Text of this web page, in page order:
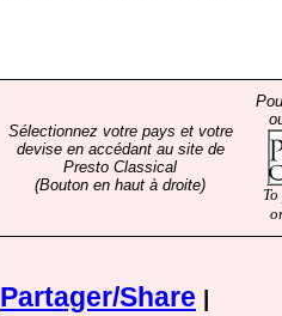
Sélectionnez votre pays et votre
devise en accédant au site de
Presto Classical
(Bouton en haut à droite)
Partager/Share